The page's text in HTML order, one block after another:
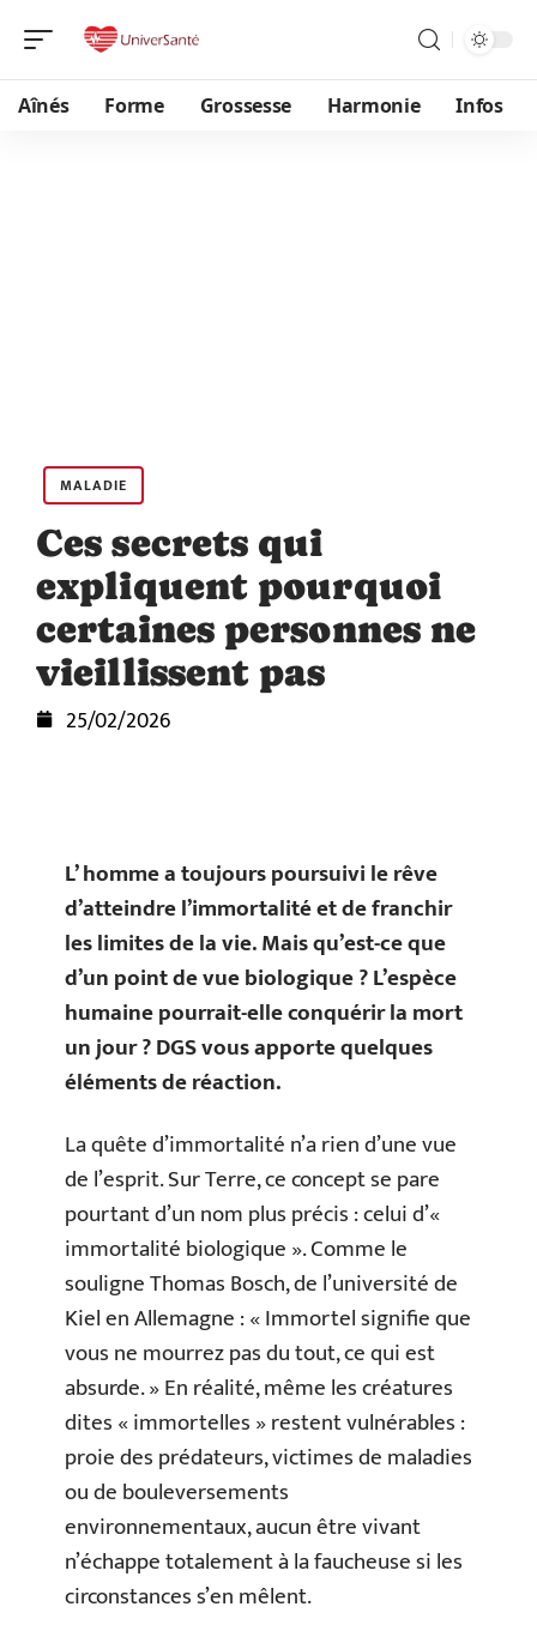
Aînés Forme Grossesse Harmonie Infos
MALADIE
Ces secrets qui
expliquent pourquoi
certaines personnes ne
vieillissent pas
25/02/2026
L’ homme a toujours poursuivi le rêve
d’atteindre l’immortalité et de franchir
les limites de la vie. Mais qu’est-ce que
d’un point de vue biologique ? L’espèce
humaine pourrait-elle conquérir la mort
un jour ? DGS vous apporte quelques
éléments de réaction.
La quête d’immortalité n’a rien d’une vue
de l’esprit. Sur Terre, ce concept se pare
pourtant d’un nom plus précis : celui d’«
immortalité biologique ». Comme le
souligne Thomas Bosch, de l’université de
Kiel en Allemagne : « Immortel signifie que
vous ne mourrez pas du tout, ce qui est
absurde. » En réalité, même les créatures
dites « immortelles » restent vulnérables :
proie des prédateurs, victimes de maladies
ou de bouleversements
environnementaux, aucun être vivant
n’échappe totalement à la faucheuse si les
circonstances s’en mêlent.